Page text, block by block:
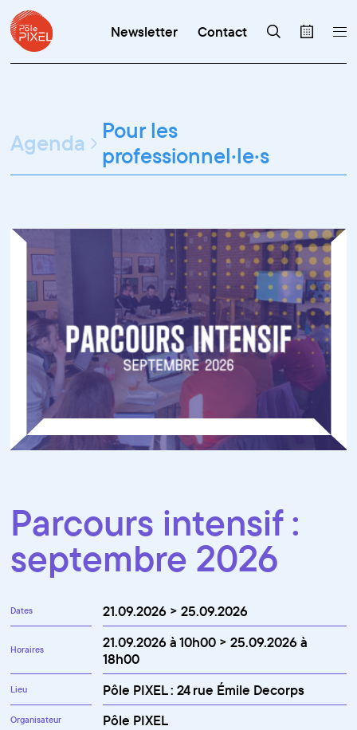
Newsletter Contact
Agenda
Pour les
professionnel·le·s
Parcours intensif :
septembre 2026
Dates 21.09.2026 > 25.09.2026
Horaires
21.09.2026 à 10h00 > 25.09.2026 à
18h00
Lieu Pôle PIXEL : 24 rue Émile Decorps
Organisateur Pôle PIXEL